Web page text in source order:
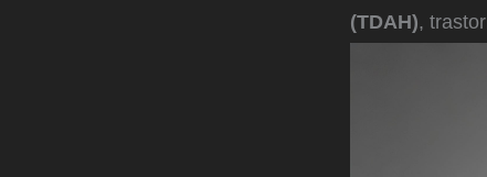
(TDAH),